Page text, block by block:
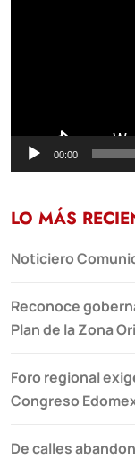
00:00
LO MÁS
Noticiero
Reconoce
Plan de la Zona
Foro regional
Congreso
De calles